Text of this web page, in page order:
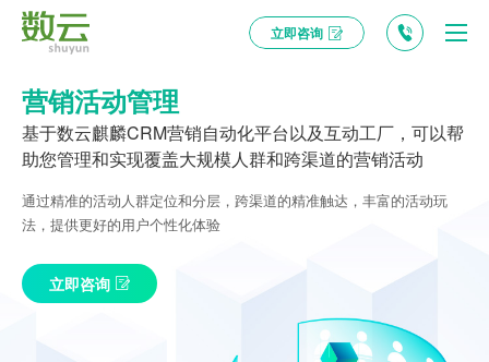
立即咨询
营销活动管理
基于数云麒麟CRM营销自动化平台以及互动工厂，可以帮
助您管理和实现覆盖大规模人群和跨渠道的营销活动
通过精准的活动人群定位和分层，跨渠道的精准触达，丰富的活动玩
法，提供更好的用户个性化体验
立即咨询